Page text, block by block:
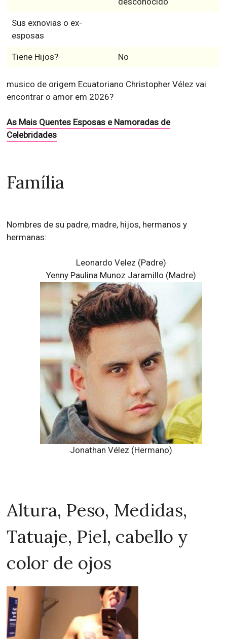
Sus exnovias o ex-
esposas
Tiene Hijos? No
musico de origem Ecuatoriano Christopher Vélez vai
encontrar o amor em 2026?
As Mais Quentes Esposas e Namoradas de
Celebridades
Família
Nombres de su padre, madre, hijos, hermanos y
hermanas:
Leonardo Velez (Padre)
Yenny Paulina Munoz Jaramillo (Madre)
Jonathan Vélez (Hermano)
Altura, Peso, Medidas,
Tatuaje, Piel, cabello y
color de ojos